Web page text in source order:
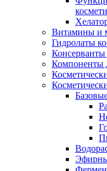
Витамины и
Гидролаты
Консерванты
Компоненты